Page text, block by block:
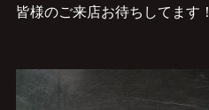
皆様のご来店お待ちしてます！